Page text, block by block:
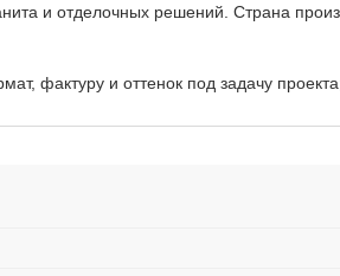
и отделочных решений. Страна
фактуру и оттенок под задачу